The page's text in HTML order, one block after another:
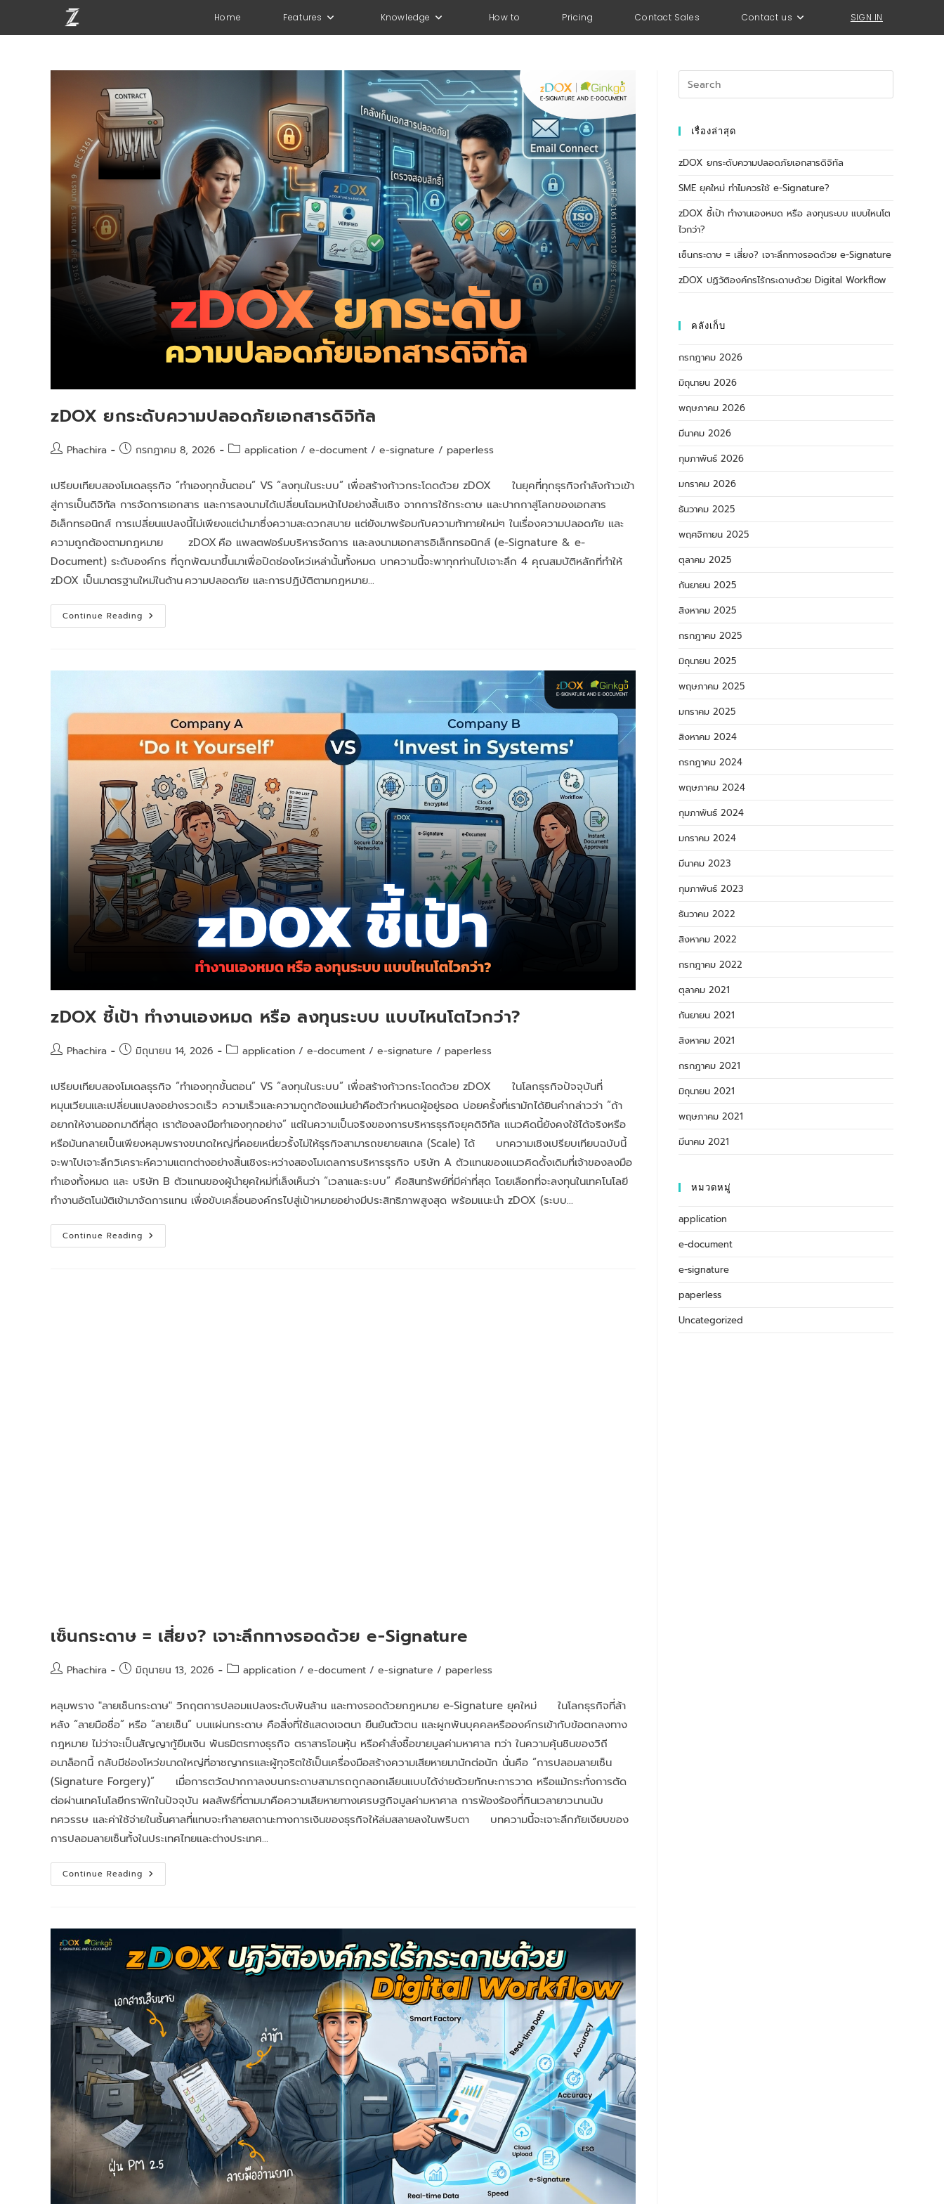
Home Features Knowledge How to Pricing Contact Sales Contact us SIGN IN
zDOX ยกระดับความปลอดภัยเอกสารดิจิทัล
Phachira กรกฎาคม 8, 2026 application / e-document / e-signature / paperless
เปรียบเทียบสองโมเดลธุรกิจ “ทำเองทุกขั้นตอน” VS “ลงทุนในระบบ” เพื่อสร้างก้าวกระโดดด้วย zDOX ในยุคที่ทุกธุรกิจกำลังก้าวเข้า
สู่การเป็นดิจิทัล การจัดการเอกสาร และการลงนามได้เปลี่ยนโฉมหน้าไปอย่างสิ้นเชิง จากการใช้กระดาษ และปากกาสู่โลกของเอกสาร
อิเล็กทรอนิกส์ การเปลี่ยนแปลงนี้ไม่เพียงแต่นำมาซึ่งความสะดวกสบาย แต่ยังมาพร้อมกับความท้าทายใหม่ๆ ในเรื่องความปลอดภัย และ
ความถูกต้องตามกฎหมาย zDOX คือ แพลตฟอร์มบริหารจัดการ และลงนามเอกสารอิเล็กทรอนิกส์ (e-Signature & e-
Document) ระดับองค์กร ที่ถูกพัฒนาขึ้นมาเพื่อปิดช่องโหว่เหล่านั้นทั้งหมด บทความนี้จะพาทุกท่านไปเจาะลึก 4 คุณสมบัติหลักที่ทำให้
zDOX เป็นมาตรฐานใหม่ในด้าน ความปลอดภัย และการปฏิบัติตามกฎหมาย…
Continue Reading
zDOX ชี้เป้า ทำงานเองหมด หรือ ลงทุนระบบ แบบไหนโตไวกว่า?
Phachira มิถุนายน 14, 2026 application / e-document / e-signature / paperless
เปรียบเทียบสองโมเดลธุรกิจ “ทำเองทุกขั้นตอน” VS “ลงทุนในระบบ” เพื่อสร้างก้าวกระโดดด้วย zDOX ในโลกธุรกิจปัจจุบันที่
หมุนเวียนและเปลี่ยนแปลงอย่างรวดเร็ว ความเร็วและความถูกต้องแม่นยำคือตัวกำหนดผู้อยู่รอด บ่อยครั้งที่เรามักได้ยินคำกล่าวว่า “ถ้า
อยากให้งานออกมาดีที่สุด เราต้องลงมือทำเองทุกอย่าง” แต่ในความเป็นจริงของการบริหารธุรกิจยุคดิจิทัล แนวคิดนี้ยังคงใช้ได้จริงหรือ
หรือมันกลายเป็นเพียงหลุมพรางขนาดใหญ่ที่คอยเหนี่ยวรั้งไม่ให้ธุรกิจสามารถขยายสเกล (Scale) ได้ บทความเชิงเปรียบเทียบฉบับนี้
จะพาไปเจาะลึกวิเคราะห์ความแตกต่างอย่างสิ้นเชิงระหว่างสองโมเดลการบริหารธุรกิจ บริษัท A ตัวแทนของแนวคิดดั้งเดิมที่เจ้าของลงมือ
ทำเองทั้งหมด และ บริษัท B ตัวแทนของผู้นำยุคใหม่ที่เล็งเห็นว่า “เวลาและระบบ” คือสินทรัพย์ที่มีค่าที่สุด โดยเลือกที่จะลงทุนในเทคโนโลยี
ทำงานอัตโนมัติเข้ามาจัดการแทน เพื่อขับเคลื่อนองค์กรไปสู่เป้าหมายอย่างมีประสิทธิภาพสูงสุด พร้อมแนะนำ zDOX (ระบบ…
Continue Reading
เซ็นกระดาษ = เสี่ยง? เจาะลึกทางรอดด้วย e-Signature
Phachira มิถุนายน 13, 2026 application / e-document / e-signature / paperless
หลุมพราง "ลายเซ็นกระดาษ" วิกฤตการปลอมแปลงระดับพันล้าน และทางรอดด้วยกฎหมาย e-Signature ยุคใหม่ ในโลกธุรกิจที่ล้า
หลัง “ลายมือชื่อ” หรือ “ลายเซ็น” บนแผ่นกระดาษ คือสิ่งที่ใช้แสดงเจตนา ยืนยันตัวตน และผูกพันบุคคลหรือองค์กรเข้ากับข้อตกลงทาง
กฎหมาย ไม่ว่าจะเป็นสัญญากู้ยืมเงิน พันธมิตรทางธุรกิจ ตราสารโอนหุ้น หรือคำสั่งซื้อขายมูลค่ามหาศาล ทว่า ในความคุ้นชินของวิถี
อนาล็อกนี้ กลับมีช่องโหว่ขนาดใหญ่ที่อาชญากรและผู้ทุจริตใช้เป็นเครื่องมือสร้างความเสียหายมานักต่อนัก นั่นคือ “การปลอมลายเซ็น
(Signature Forgery)” เมื่อการตวัดปากกาลงบนกระดาษสามารถถูกลอกเลียนแบบได้ง่ายด้วยทักษะการวาด หรือแม้กระทั่งการตัด
ต่อผ่านเทคโนโลยีกราฟิกในปัจจุบัน ผลลัพธ์ที่ตามมาคือความเสียหายทางเศรษฐกิจมูลค่ามหาศาล การฟ้องร้องที่กินเวลายาวนานนับ
ทศวรรษ และค่าใช้จ่ายในชั้นศาลที่แทบจะทำลายสถานะทางการเงินของธุรกิจให้ล่มสลายลงในพริบตา บทความนี้จะเจาะลึกภัยเงียบของ
การปลอมลายเซ็นทั้งในประเทศไทยและต่างประเทศ…
Continue Reading
เรื่องล่าสุด
zDOX ยกระดับความปลอดภัยเอกสารดิจิทัล
SME ยุคใหม่ ทำไมควรใช้ e-Signature?
zDOX ชี้เป้า ทำงานเองหมด หรือ ลงทุนระบบ แบบไหนโต
ไวกว่า?
เซ็นกระดาษ = เสี่ยง? เจาะลึกทางรอดด้วย e-Signature
zDOX ปฏิวัติองค์กรไร้กระดาษด้วย Digital Workflow
คลังเก็บ
กรกฎาคม 2026
มิถุนายน 2026
พฤษภาคม 2026
มีนาคม 2026
กุมภาพันธ์ 2026
มกราคม 2026
ธันวาคม 2025
พฤศจิกายน 2025
ตุลาคม 2025
กันยายน 2025
สิงหาคม 2025
กรกฎาคม 2025
มิถุนายน 2025
พฤษภาคม 2025
มกราคม 2025
สิงหาคม 2024
กรกฎาคม 2024
พฤษภาคม 2024
กุมภาพันธ์ 2024
มกราคม 2024
มีนาคม 2023
กุมภาพันธ์ 2023
ธันวาคม 2022
สิงหาคม 2022
กรกฎาคม 2022
ตุลาคม 2021
กันยายน 2021
สิงหาคม 2021
กรกฎาคม 2021
มิถุนายน 2021
พฤษภาคม 2021
มีนาคม 2021
หมวดหมู่
application
e-document
e-signature
paperless
Uncategorized